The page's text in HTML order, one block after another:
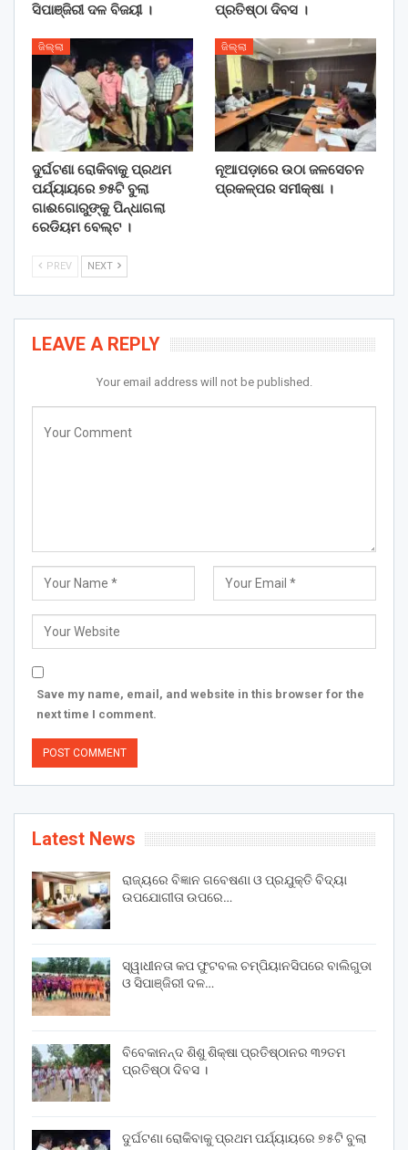
ସିପାଞ୍ଜିରୀ ଦଳ ବିଜୟୀ ।
ପ୍ରତିଷ୍ଠା ଦିବସ ।
ଜିଲ୍ଲା
ଦୁର୍ଘଟଣା ରୋକିବାକୁ ପ୍ରଥମ
ପର୍ଯ୍ୟାୟରେ ୭୫ଟି ବୁଲା
ଗାଈଗୋରୁଙ୍କୁ ପିନ୍ଧାଗଲା
ରେଡିୟମ ବେଲ୍ଟ ।
ଜିଲ୍ଲା
ନୂଆପଡ଼ାରେ ଉଠା ଜଳସେଚନ
ପ୍ରକଳ୍ପର ସମୀକ୍ଷା ।
PREV NEXT
LEAVE A REPLY
Your email address will not be published.
Save my name, email, and website in this browser for the
next time I comment.
Latest News
ରାଜ୍ୟରେ ବିଜ୍ଞାନ ଗବେଷଣା ଓ ପ୍ରଯୁକ୍ତି ବିଦ୍ୟା
ଉପଯୋଗୀତା ଉପରେ…
ସ୍ୱାଧୀନତା କପ ଫୁଟବଲ ଚମ୍ପିୟାନସିପରେ ବାଲିଗୁଡା
ଓ ସିପାଞ୍ଜିରୀ ଦଳ…
ବିବେକାନନ୍ଦ ଶିଶୁ ଶିକ୍ଷା ପ୍ରତିଷ୍ଠାନର ୩୨ତମ
ପ୍ରତିଷ୍ଠା ଦିବସ ।
ଦୁର୍ଘଟଣା ରୋକିବାକୁ ପ୍ରଥମ ପର୍ଯ୍ୟାୟରେ ୭୫ଟି ବୁଲା